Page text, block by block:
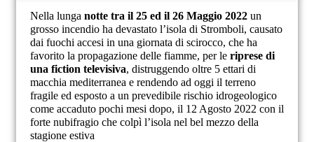
Nella lunga notte tra il 25 ed il 26 Maggio 2022 un
grosso incendio ha devastato l’isola di Stromboli, causato
dai fuochi accesi in una giornata di scirocco, che ha
favorito la propagazione delle fiamme, per le riprese di
una fiction televisiva, distruggendo oltre 5 ettari di
macchia mediterranea e rendendo ad oggi il terreno
fragile ed esposto a un prevedibile rischio idrogeologico
come accaduto pochi mesi dopo, il 12 Agosto 2022 con il
forte nubifragio che colpì l’isola nel bel mezzo della
stagione estiva